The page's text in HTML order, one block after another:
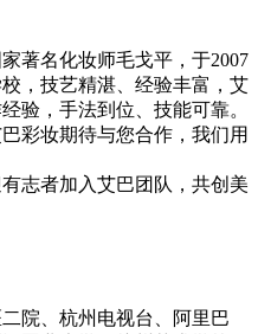
著名化妆师毛戈平，于2007
，技艺精湛、经验丰富，艾
验，手法到位、技能可靠。
彩妆期待与您合作，我们用
志者加入艾巴团队，共创美
院、杭州电视台、阿里巴